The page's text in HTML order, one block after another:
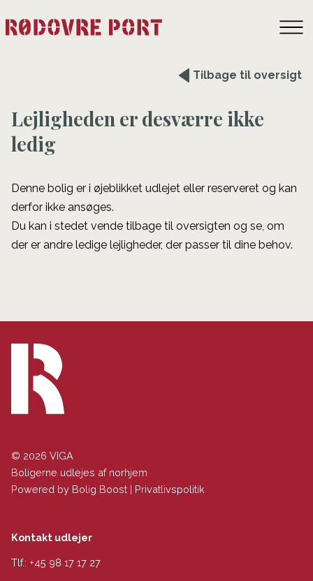
Tilbage til oversigt
Lejligheden er desværre ikke
ledig
Denne bolig er i øjeblikket udlejet eller reserveret og kan
derfor ikke ansøges.
Du kan i stedet vende tilbage til oversigten og se, om
der er andre ledige lejligheder, der passer til dine behov.
© 2026 VIGA
Boligerne udlejes af norhjem
Powered by Bolig Boost | Privatlivspolitik
Kontakt udlejer
Tlf.: +45 98 17 17 27